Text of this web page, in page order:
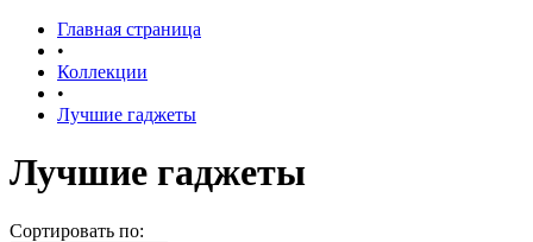
Главная страница
•
Коллекции
•
Лучшие гаджеты
Лучшие гаджеты
Сортировать по: